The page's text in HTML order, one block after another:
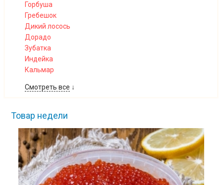
Горбуша
Гребешок
Дикий лосось
Дорадо
Зубатка
Индейка
Кальмар
Смотреть все ↓
Товар недели